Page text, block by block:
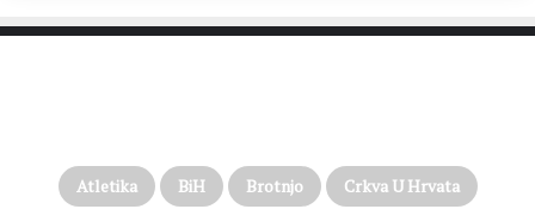
Atletika BiH Brotnjo Crkva U Hrvata